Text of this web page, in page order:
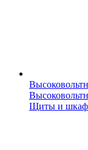
Щиты и